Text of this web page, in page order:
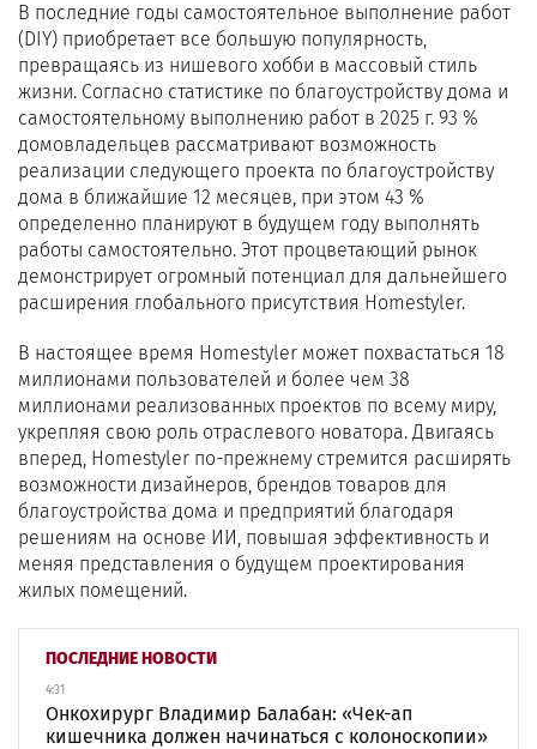
ПОСЛЕДНИЕ НОВОСТИ
4:31
Онкохирург Владимир Балабан: «Чек-ап
кишечника должен начинаться с колоноскопии»
В последние годы самостоятельное выполнение работ
(DIY) приобретает все большую популярность,
превращаясь из нишевого хобби в массовый стиль
жизни. Согласно статистике по благоустройству дома и
самостоятельному выполнению работ в 2025 г. 93 %
домовладельцев рассматривают возможность
реализации следующего проекта по благоустройству
дома в ближайшие 12 месяцев, при этом 43 %
определенно планируют в будущем году выполнять
работы самостоятельно. Этот процветающий рынок
демонстрирует огромный потенциал для дальнейшего
расширения глобального присутствия Homestyler.
В настоящее время Homestyler может похвастаться 18
миллионами пользователей и более чем 38
миллионами реализованных проектов по всему миру,
укрепляя свою роль отраслевого новатора. Двигаясь
вперед, Homestyler по-прежнему стремится расширять
возможности дизайнеров, брендов товаров для
благоустройства дома и предприятий благодаря
решениям на основе ИИ, повышая эффективность и
меняя представления о будущем проектирования
жилых помещений.